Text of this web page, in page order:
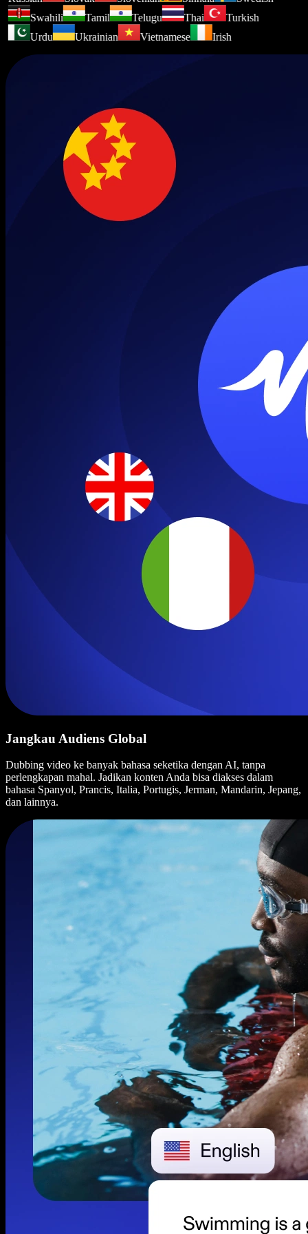
Swahili
Tamil Telugu Thai
Turkish
Urdu
Ukrainian Vietnamese Irish
Jangkau Audiens Global
Dubbing video ke banyak bahasa seketika dengan AI, tanpa
perlengkapan mahal. Jadikan konten Anda bisa diakses dalam
bahasa Spanyol, Prancis, Italia, Portugis, Jerman, Mandarin, Jepang,
dan lainnya.